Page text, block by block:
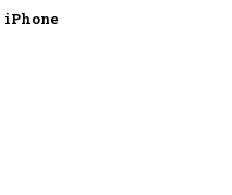
iPhone